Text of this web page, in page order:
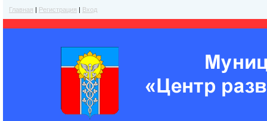
Главная | Регистрация | Вход